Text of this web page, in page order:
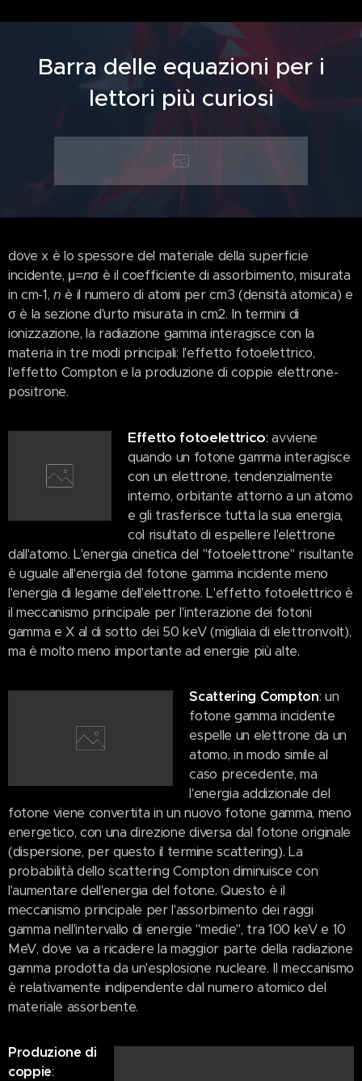
Barra delle equazioni per i
lettori più curiosi
dove x è lo spessore del materiale della superficie
incidente, μ=nσ è il coefficiente di assorbimento, misurata
in cm-1,n è il numero di atomi per cm3 (densità atomica) e
σ è la sezione d'urto misurata in cm2. In termini di
ionizzazione, la radiazione gamma interagisce con la
materia in tre modi principali: l'effetto fotoelettrico,
l'effetto Compton e la produzione di coppie elettrone-
positrone.
Effetto fotoelettrico: avviene
quando un fotone gamma interagisce
con un elettrone, tendenzialmente
interno, orbitante attorno a un atomo
e gli trasferisce tutta la sua energia,
col risultato di espellere l'elettrone
dall'atomo. L'energia cinetica del "fotoelettrone" risultante
è uguale all'energia del fotone gamma incidente meno
l'energia di legame dell'elettrone. L'effetto fotoelettrico è
il meccanismo principale per l'interazione dei fotoni
gamma e X al di sotto dei 50 keV (migliaia di elettronvolt),
ma è molto meno importante ad energie più alte.
Scattering Compton: un
fotone gamma incidente
espelle un elettrone da un
atomo, in modo simile al
caso precedente, ma
l'energia addizionale del
fotone viene convertita in un nuovo fotone gamma, meno
energetico, con una direzione diversa dal fotone originale
(dispersione, per questo il termine scattering). La
probabilità dello scattering Compton diminuisce con
l'aumentare dell'energia del fotone. Questo è il
meccanismo principale per l'assorbimento dei raggi
gamma nell'intervallo di energie "medie", tra 100 keV e 10
MeV, dove va a ricadere la maggior parte della radiazione
gamma prodotta da un'esplosione nucleare. Il meccanismo
è relativamente indipendente dal numero atomico del
materiale assorbente.
Produzione di
coppie: